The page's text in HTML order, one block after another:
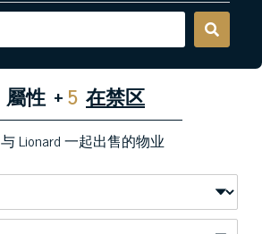
屬性 +5 在禁区
与 Lionard 一起出售的物业